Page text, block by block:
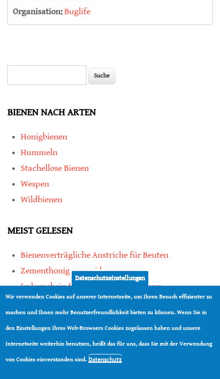
Organisation:Buglife
BIENEN NACH ARTEN
Honigbienen
Hummeln
Stachellose Bienen
Wespen
Wildbienen
MEIST GELESEN
Bienenverträgliche Anstriche für Beuten
Zementhonig vermeiden
Imkerschein für Honigbienen-Haltung
Kauf von Mittelwänden ist Vertrauenssache
teilen
Datenschutzeinstellungen
Wir verwenden Cookies auf unserer Internetseite, um Ihren Besuch effizienter zu
machen und Ihnen mehr Benutzerfreundlichkeit bieten zu können. Wenn Sie in
den Einstellungen Ihres Web-Browsers Cookies zugelassen haben und unsere
Internetseite weiterhin benutzen, heißt das für uns, dass Sie mit der Verwendung
von Cookies einverstanden sind. Datenschutz